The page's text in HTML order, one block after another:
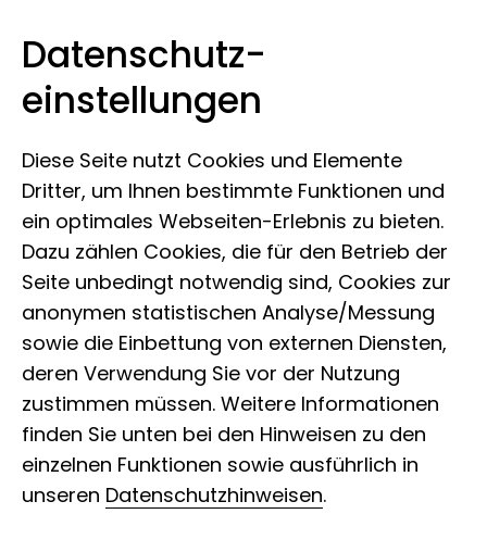
Zum Inhalt springen
Museum Koenig Bonn
Datenschutz­
einstellungen
Diese Seite nutzt Cookies und Elemente
Dritter, um Ihnen bestimmte Funktionen und
ein optimales Webseiten-Erlebnis zu bieten.
Dazu zählen Cookies, die für den Betrieb der
Seite unbedingt notwendig sind, Cookies zur
anonymen statistischen Analyse/Messung
sowie die Einbettung von externen Diensten,
deren Verwendung Sie vor der Nutzung
zustimmen müssen. Weitere Informationen
finden Sie unten bei den Hinweisen zu den
einzelnen Funktionen sowie ausführlich in
unseren Datenschutzhinweisen.